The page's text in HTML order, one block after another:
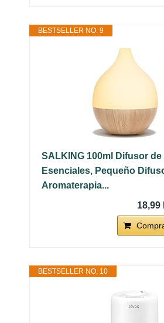
BESTSELLER NO. 9
SALKING 100ml Difusor de
Esenciales, Pequeño
Aromaterapia...
18,99
BESTSELLER NO. 10